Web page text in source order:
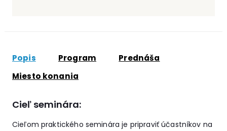
Popis Program
Prednáša
Miesto konania
Cieľ seminára:
Cieľom praktického seminára je pripraviť účastníkov na